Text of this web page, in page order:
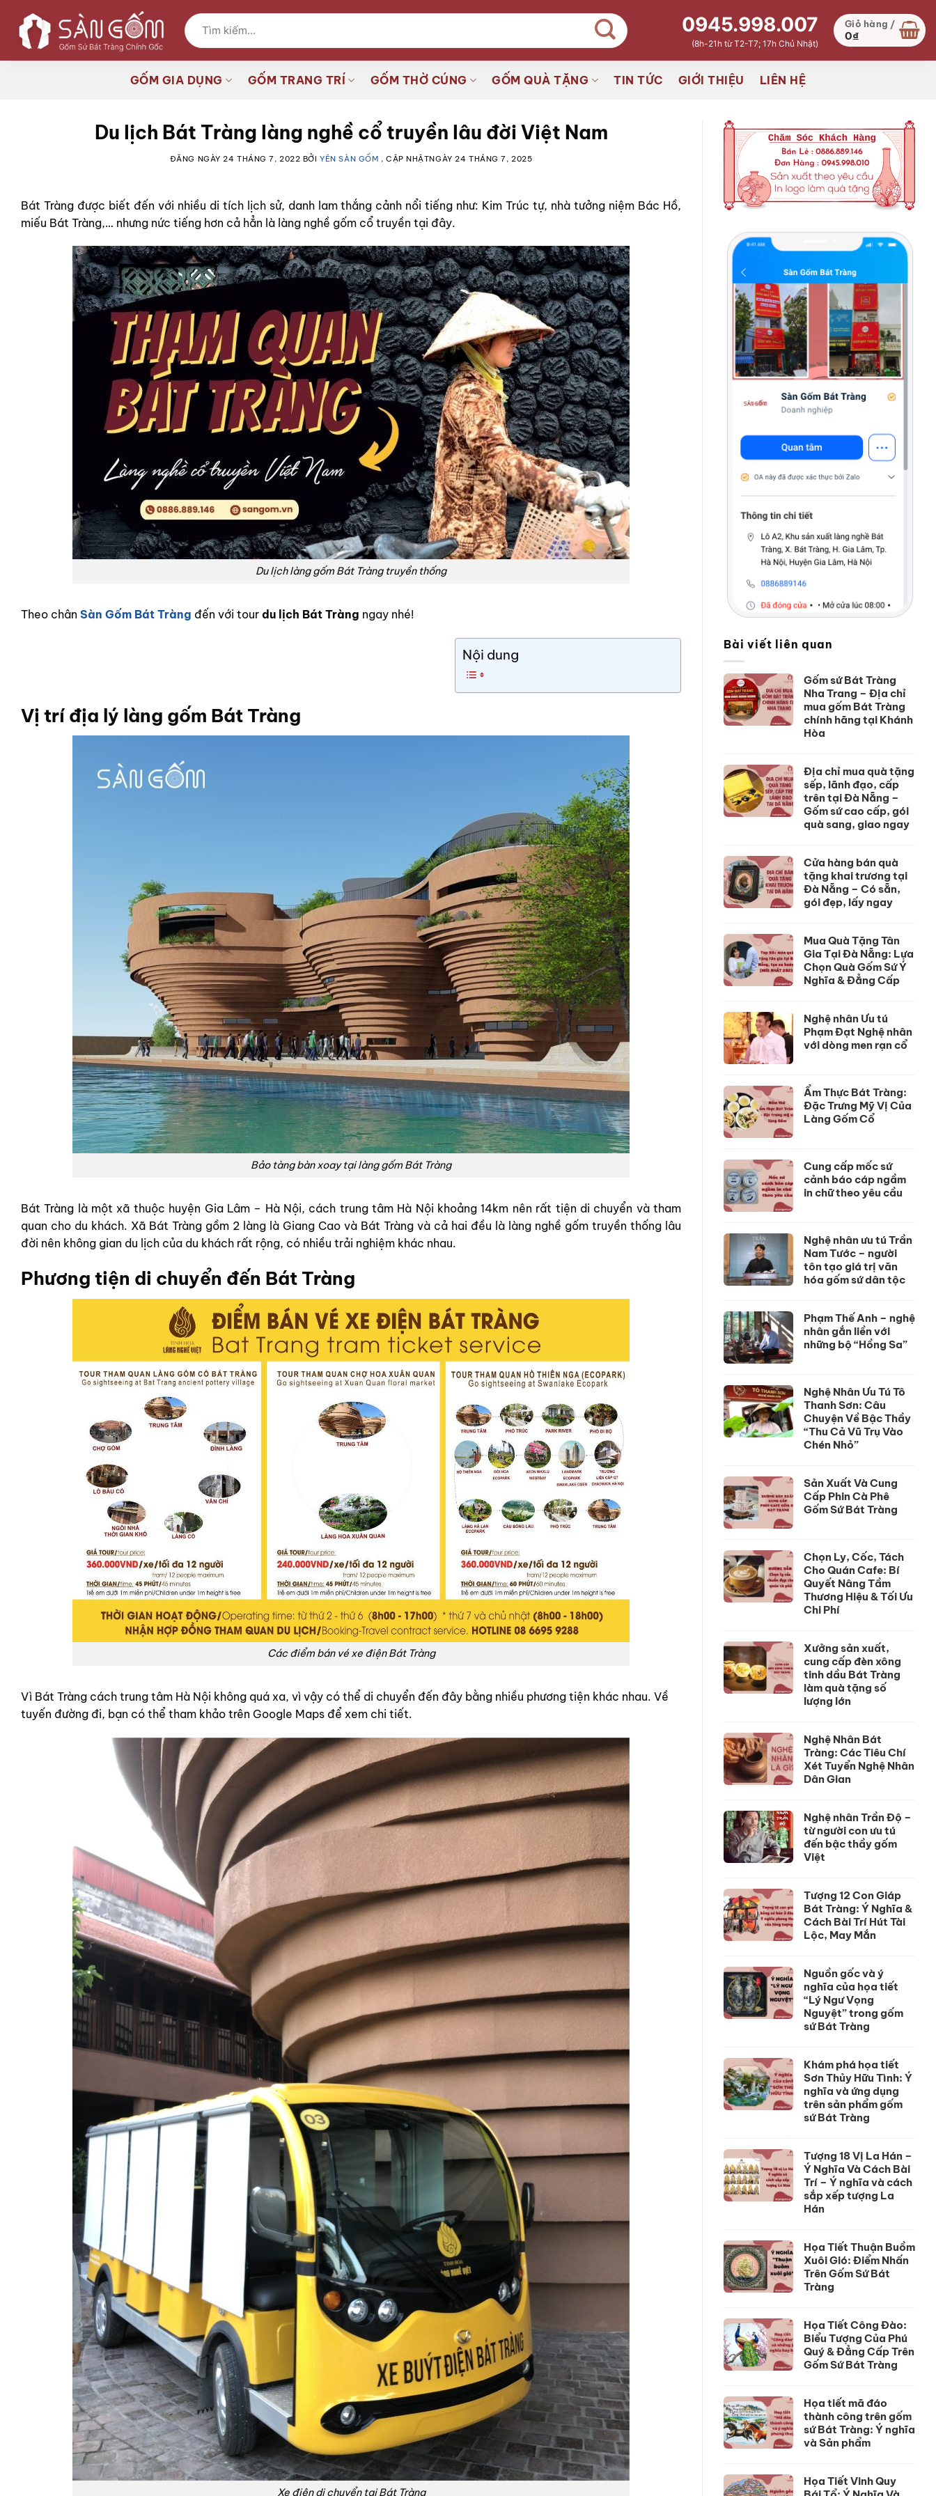
qua
dung
Tìm
kiếm:
0945.998.007
(8h-21h từ T2-T7; 17h Chủ Nhật)
Giỏ hàng /
0₫
GỐM GIA DỤNG GỐM TRANG TRÍ GỐM THỜ CÚNG GỐM QUÀ TẶNG TIN TỨC GIỚI THIỆU LIÊN HỆ
Du lịch Bát Tràng làng nghề cổ truyền lâu đời Việt Nam
ĐĂNG NGÀY 24 THÁNG 7, 2022 BỞIYÊN SÀN GỐM , CẬP NHẬTNGÀY 24 THÁNG 7, 2025
Bát Tràng được biết đến với nhiều di tích lịch sử, danh lam thắng cảnh nổi tiếng như: Kim Trúc tự, nhà tưởng niệm Bác Hồ,
miếu Bát Tràng,… nhưng nức tiếng hơn cả hẳn là làng nghề gốm cổ truyền tại đây.
Du lịch làng gốm Bát Tràng truyền thống
Theo chân Sàn Gốm Bát Tràng đến với tour du lịch Bát Tràng ngay nhé!
Nội dung
Vị trí địa lý làng gốm Bát Tràng
Bảo tàng bàn xoay tại làng gốm Bát Tràng
Bát Tràng là một xã thuộc huyện Gia Lâm – Hà Nội, cách trung tâm Hà Nội khoảng 14km nên rất tiện di chuyển và tham
quan cho du khách. Xã Bát Tràng gồm 2 làng là Giang Cao và Bát Tràng và cả hai đều là làng nghề gốm truyền thống lâu
đời nên không gian du lịch của du khách rất rộng, có nhiều trải nghiệm khác nhau.
Phương tiện di chuyển đến Bát Tràng
Các điểm bán vé xe điện Bát Tràng
Vì Bát Tràng cách trung tâm Hà Nội không quá xa, vì vậy có thể di chuyển đến đây bằng nhiều phương tiện khác nhau. Về
tuyến đường đi, bạn có thể tham khảo trên Google Maps để xem chi tiết.
Xe điện di chuyển tại Bát Tràng
Bài viết liên quan
Gốm sứ Bát Tràng
Nha Trang – Địa chỉ
mua gốm Bát Tràng
chính hãng tại Khánh
Hòa
Địa chỉ mua quà tặng
sếp, lãnh đạo, cấp
trên tại Đà Nẵng –
Gốm sứ cao cấp, gói
quà sang, giao ngay
Cửa hàng bán quà
tặng khai trương tại
Đà Nẵng – Có sẵn,
gói đẹp, lấy ngay
Mua Quà Tặng Tân
Gia Tại Đà Nẵng: Lựa
Chọn Quà Gốm Sứ Ý
Nghĩa & Đẳng Cấp
Nghệ nhân Ưu tú
Phạm Đạt Nghệ nhân
với dòng men rạn cổ
Ẩm Thực Bát Tràng:
Đặc Trưng Mỹ Vị Của
Làng Gốm Cổ
Cung cấp mốc sứ
cảnh báo cáp ngầm
in chữ theo yêu cầu
Nghệ nhân ưu tú Trần
Nam Tước – người
tôn tạo giá trị văn
hóa gốm sứ dân tộc
Phạm Thế Anh – nghệ
nhân gắn liền với
những bộ “Hồng Sa”
Nghệ Nhân Ưu Tú Tô
Thanh Sơn: Câu
Chuyện Về Bậc Thầy
“Thu Cả Vũ Trụ Vào
Chén Nhỏ”
Sản Xuất Và Cung
Cấp Phin Cà Phê
Gốm Sứ Bát Tràng
Chọn Ly, Cốc, Tách
Cho Quán Cafe: Bí
Quyết Nâng Tầm
Thương Hiệu & Tối Ưu
Chi Phí
Xưởng sản xuất,
cung cấp đèn xông
tinh dầu Bát Tràng
làm quà tặng số
lượng lớn
Nghệ Nhân Bát
Tràng: Các Tiêu Chí
Xét Tuyển Nghệ Nhân
Dân Gian
Nghệ nhân Trần Độ –
từ người con ưu tú
đến bậc thầy gốm
Việt
Tượng 12 Con Giáp
Bát Tràng: Ý Nghĩa &
Cách Bài Trí Hút Tài
Lộc, May Mắn
Nguồn gốc và ý
nghĩa của họa tiết
“Lý Ngư Vọng
Nguyệt” trong gốm
sứ Bát Tràng
Khám phá họa tiết
Sơn Thủy Hữu Tình: Ý
nghĩa và ứng dụng
trên sản phẩm gốm
sứ Bát Tràng
Tượng 18 Vị La Hán –
Ý Nghĩa Và Cách Bài
Trí – Ý nghĩa và cách
sắp xếp tượng La
Hán
Họa Tiết Thuận Buồm
Xuôi Gió: Điểm Nhấn
Trên Gốm Sứ Bát
Tràng
Họa Tiết Công Đào:
Biểu Tượng Của Phú
Quý & Đẳng Cấp Trên
Gốm Sứ Bát Tràng
Họa tiết mã đáo
thành công trên gốm
sứ Bát Tràng: Ý nghĩa
và Sản phẩm
Họa Tiết Vinh Quy